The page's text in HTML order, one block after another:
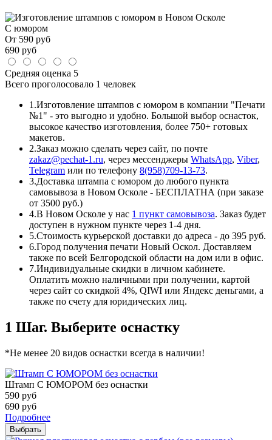
С юмором
От 590 руб
690 руб
Средняя оценка 5
Всего проголосовало 1 человек
1.Изготовление штампов с юмором в компании "Печати
№1" - это выгодно и удобно. Большой выбор оснасток,
высокое качество изготовления, более 750+ готовых
макетов.
2.Заказ можно сделать через сайт, по почте
zakaz@pechat-1.ru, через мессенджеры WhatsApp, Viber,
Telegram или по телефону 8(958)709-13-73.
3.Доставка штампа с юмором до любого пункта
самовывоза в Новом Осколе - БЕСПЛАТНА (при заказе
от 3500 руб.)
4.В Новом Осколе у нас 1 пункт самовывоза. Заказ будет
доступен в нужном пункте через 1-4 дня.
5.Стоимость курьерской доставки до адреса - до 395 руб.
6.Город получения печати Новый Оскол. Доставляем
также по всей Белгородской области на дом или в офис.
7.Индивидуальные скидки в личном кабинете.
Оплатить можно наличными при получении, картой
через сайт со скидкой 4%, QIWI или Яндекс деньгами, а
также по счету для юридических лиц.
1 Шаг. Выберите оснастку
*Не менее 20 видов оснастки всегда в наличии!
Штамп С ЮМОРОМ без оснастки
590 руб
690 руб
Подробнее
Выбрать